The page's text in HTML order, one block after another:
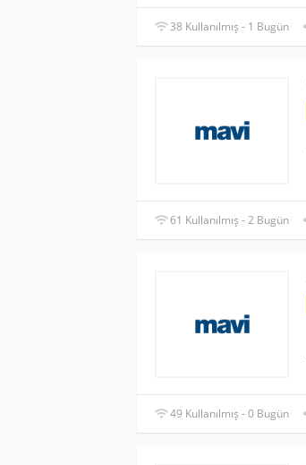
38 Kullanılmış - 1 Bugün
61 Kullanılmış - 2 Bugün
49 Kullanılmış - 0 Bugün